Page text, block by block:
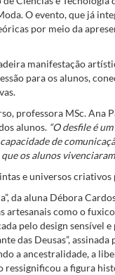
O evento, que já
por meio da
manifestação
para os alunos,
professora MSc. Ana
alunos. “O desfile é
de
os alunos
e universos
da aluna Débora
artesanais como o
pelo design sensível
das Deusas”,
a ancestralidade, a
ressignificou a figura